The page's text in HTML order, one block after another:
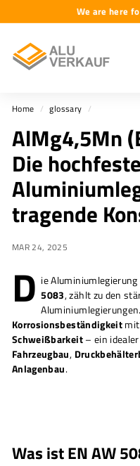
to
We are here
l
-
V
e
r
k
a
u
G
m
b
H
Home / glossary /
AlMg4,5Mn
Die hochfeste
tragende
MAR 24, 2025
D ie Aluminiumlegierung
5083, zählt zu den
Korrosionsbeständigkeitmit
Schweißbarkeit– ein
Fahrzeugbau,
Anlagenbau.
Was ist EN AW